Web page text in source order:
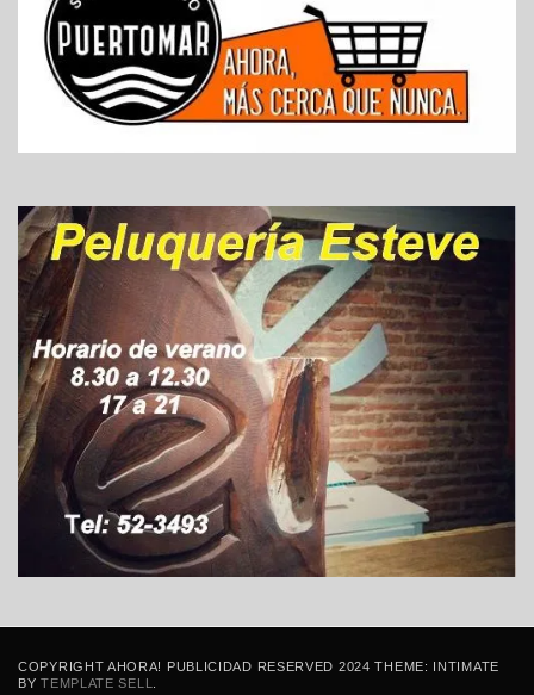
COPYRIGHT AHORA! PUBLICIDAD RESERVED 2024 THEME: INTIMATE
BYTEMPLATE SELL